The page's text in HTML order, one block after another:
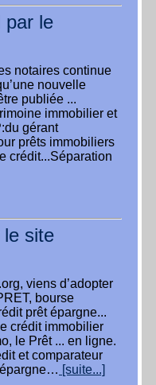
par le
notaires continue
nouvelle
publiée ...
immobilier et
gérant
prêts immobiliers
crédit...Séparation
le site
viens d’adopter
bourse
prêt épargne...
crédit immobilier
le Prêt ... en ligne.
et comparateur
[suite...]